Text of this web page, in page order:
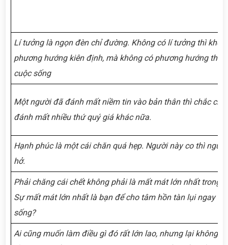
Lí tưởng là ngọn đèn chỉ đường. Không có lí tưởng thì
phương hướng kiên định, mà không có phương hướng thì
cuộc sống
Một người đã đánh mất niềm tin vào bản thân thì chắc
đánh mất nhiều thứ quý giá khác nữa.
Hạnh phúc là một cái chăn quá hẹp. Người này co thì
hở.
Phải chăng cái chết không phải là mất mát lớn nhất trong
Sự mất mát lớn nhất là bạn để cho tâm hồn tàn lụi ngay cả
sống?
Ai cũng muốn làm điều gì đó rất lớn lao, nhưng lại không